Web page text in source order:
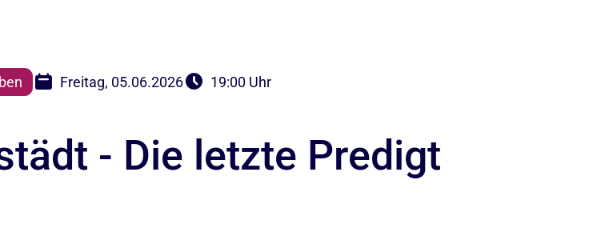
Freitag, 05.06.2026 19:00 Uhr
- Die letzte Predigt